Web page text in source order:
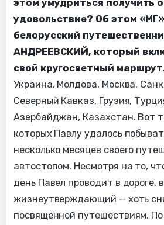
этом умудриться получить
удовольствие? Об этом
белорусский
АНДРЕЕВСКИЙ, который
свой кругосветный
Украина, Молдова, Москва,
Северный Кавказ, Грузия,
Азербайджан, Казахстан. Вот
которых Павлу удалось
несколько месяцев своего
автостопом. Несмотря на то,
день Павел проводит в дороге,
жизнеутверждающий — хоть
посвящённой путешествиям.